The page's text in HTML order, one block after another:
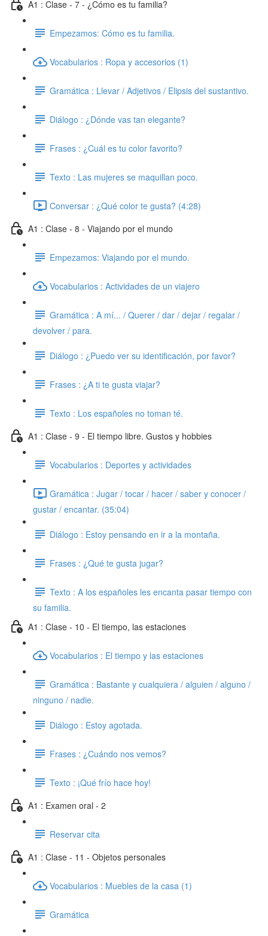
A1 : Clase - 7 - ¿Cómo es tu familia?
Empezamos: Cómo es tu familia.
Vocabularios : Ropa y accesorios (1)
Gramática : Llevar / Adjetivos / Elipsis del sustantivo.
Diálogo : ¿Dónde vas tan elegante?
Frases : ¿Cuál es tu color favorito?
Texto : Las mujeres se maquillan poco.
Conversar : ¿Qué color te gusta? (4:28)
A1 : Clase - 8 - Viajando por el mundo
Empezamos: Viajando por el mundo.
Vocabularios : Actividades de un viajero
Gramática : A mí... / Querer / dar / dejar / regalar /
devolver / para.
Diálogo : ¿Puedo ver su identificación, por favor?
Frases : ¿A ti te gusta viajar?
Texto : Los españoles no toman té.
A1 : Clase - 9 - El tiempo libre. Gustos y hobbies
Vocabularios : Deportes y actividades
Gramática : Jugar / tocar / hacer / saber y conocer /
gustar / encantar. (35:04)
Diálogo : Estoy pensando en ir a la montaña.
Frases : ¿Qué te gusta jugar?
Texto : A los españoles les encanta pasar tiempo con
su familia.
A1 : Clase - 10 - El tiempo, las estaciones
Vocabularios : El tiempo y las estaciones
Gramática : Bastante y cualquiera / alguien / alguno /
ninguno / nadie.
Diálogo : Estoy agotada.
Frases : ¿Cuándo nos vemos?
Texto : ¡Qué frío hace hoy!
A1 : Examen oral - 2
Reservar cita
A1 : Clase - 11 - Objetos personales
Vocabularios : Muebles de la casa (1)
Gramática